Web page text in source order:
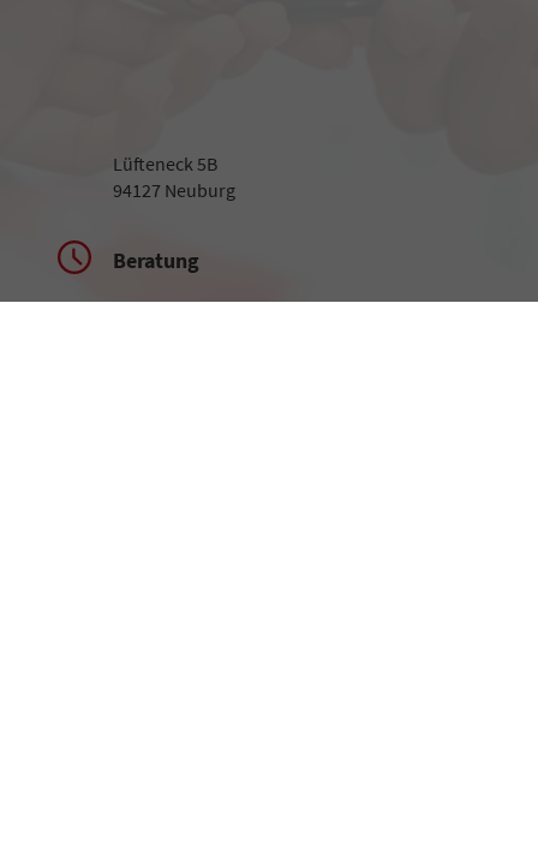
Lüfteneck 5B
94127 Neuburg
Beratung